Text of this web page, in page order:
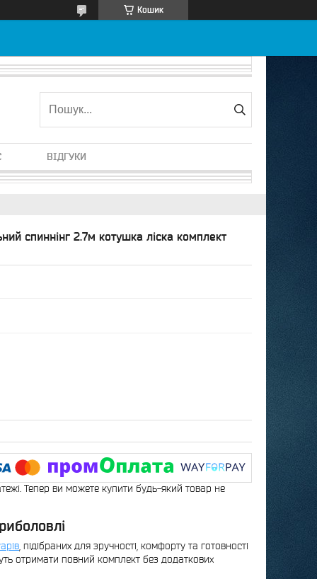
Кошик
ВІДГУКИ
спиннінг 2.7м котушка ліска комплект
Тепер ви можете купити будь-який товар не
, підібраних для зручності, комфорту та готовності
отримати повний комплект без додаткових